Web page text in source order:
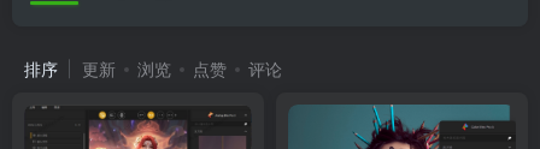
排序 更新 浏览 点赞 评论